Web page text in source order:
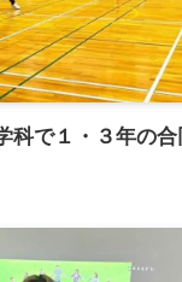
科で１・３年の合